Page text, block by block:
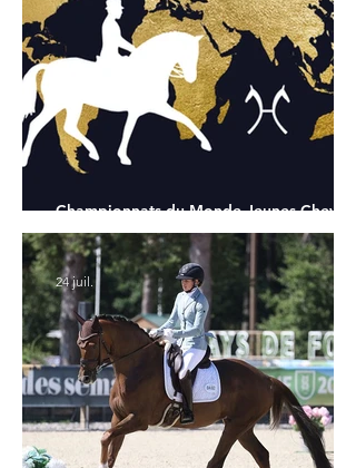
Championnats du Monde Jeunes Chevaux
: tous les partants
24 juil.